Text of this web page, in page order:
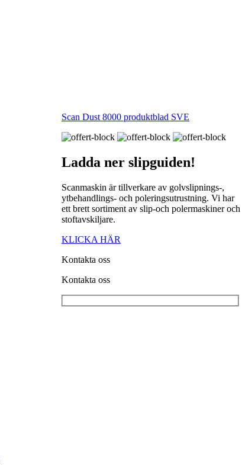
Scan Dust 8000 produktblad SVE
Ladda ner slipguiden!
Scanmaskin är tillverkare av golvslipnings-,
ytbehandlings- och poleringsutrustning. Vi har
ett brett sortiment av slip-och polermaskiner och
stoftavskiljare.
KLICKA HÄR
Kontakta oss
Kontakta oss